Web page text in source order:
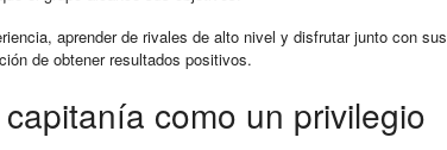
aprender de rivales de alto nivel y disfrutar junto con sus
de obtener resultados positivos.
como un privilegio